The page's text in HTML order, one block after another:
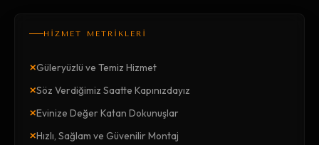
HİZMET METRİKLERİ
×Güleryüzlü ve Temiz Hizmet
×Söz Verdiğimiz Saatte Kapınızdayız
×Evinize Değer Katan Dokunuşlar
×Hızlı, Sağlam ve Güvenilir Montaj